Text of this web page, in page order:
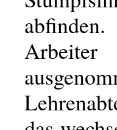
Arbeiter